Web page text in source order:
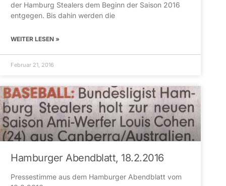
der Hamburg Stealers dem Beginn der Saison 2016
entgegen. Bis dahin werden die
WEITER LESEN »
Februar 21, 2016
Hamburger Abendblatt, 18.2.2016
Pressestimme aus dem Hamburger Abendblatt vom